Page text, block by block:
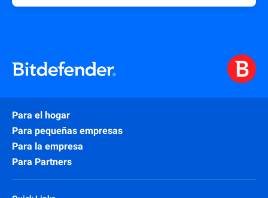
Para el hogar
Para pequeñas empresas
Para la empresa
Para Partners